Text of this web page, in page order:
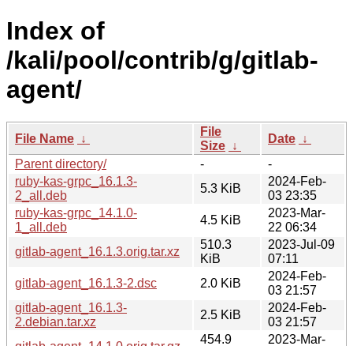
Index of
/kali/pool/contrib/g/gitlab-
agent/
File Name ↓
File
Size ↓
Date ↓
Parent directory/
-
-
ruby-kas-grpc_16.1.3-
2_all.deb
5.3 KiB
2024-Feb-
03 23:35
ruby-kas-grpc_14.1.0-
1_all.deb
4.5 KiB
2023-Mar-
22 06:34
gitlab-agent_16.1.3.orig.tar.xz
510.3
KiB
2023-Jul-09
07:11
gitlab-agent_16.1.3-2.dsc
2.0 KiB
2024-Feb-
03 21:57
gitlab-agent_16.1.3-
2.debian.tar.xz
2.5 KiB
2024-Feb-
03 21:57
454.9
2023-Mar-